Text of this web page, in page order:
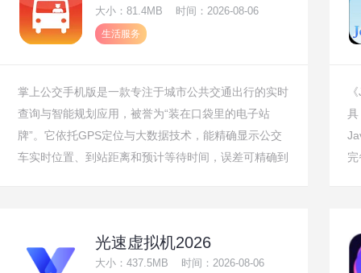
互动与智能推荐，是短剧爱好者不容错过的宝藏App。
大小：81.4MB 时间：2026-08-06
生活服务
掌上公交手机版是一款专注于城市公共交通出行的实时
查询与智能规划应用，被誉为“装在口袋里的电子站
牌”。它依托GPS定位与大数据技术，能精确显示公交
车实时位置、到站距离和预计等待时间，误差可精确到
据更新快，旨在帮助用户告别盲目等车，让每一次公交
出行都变得高效、从容且可预期。
具
光速虚拟机2026
大小：437.5MB 时间：2026-08-06